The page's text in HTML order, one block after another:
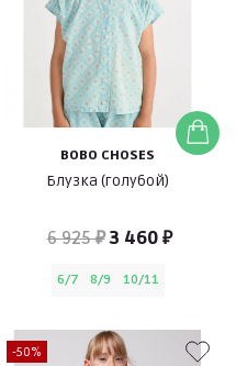
BOBO CHOSES
Блузка (голубой)
6 925 ₽3 460 ₽
6/7 8/9 10/11
-50%